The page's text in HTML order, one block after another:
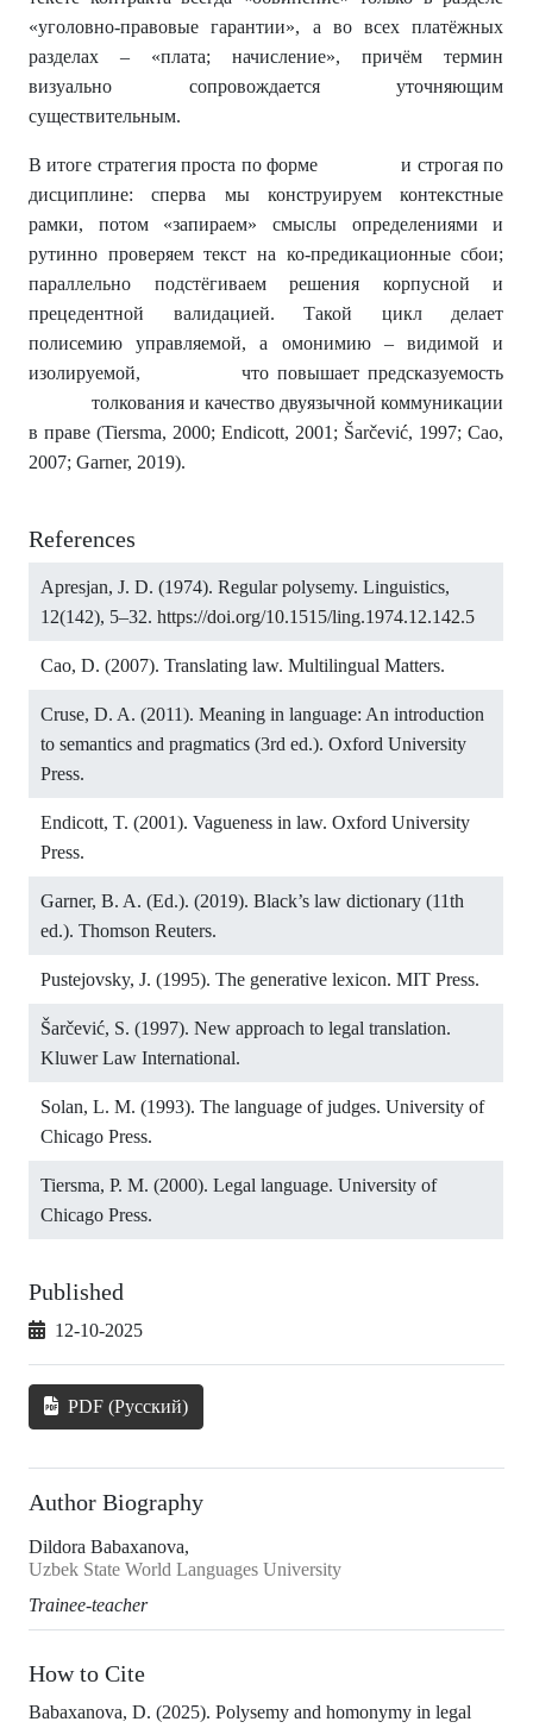
«уголовно-правовые гарантии», а во всех платёжных
разделах – «плата; начисление», причём термин
визуально сопровождается уточняющим
существительным.
В итоге стратегия проста по форме и строгая по
дисциплине: сперва мы конструируем контекстные
рамки, потом «запираем» смыслы определениями и
рутинно проверяем текст на ко-предикационные сбои;
параллельно подстёгиваем решения корпусной и
прецедентной валидацией. Такой цикл делает
полисемию управляемой, а омонимию – видимой и
изолируемой, что повышает предсказуемость
толкования и качество двуязычной коммуникации
в праве (Tiersma, 2000; Endicott, 2001; Šarčević, 1997; Cao,
2007; Garner, 2019).
References
Apresjan, J. D. (1974). Regular polysemy. Linguistics,
12(142), 5–32. https://doi.org/10.1515/ling.1974.12.142.5
Cao, D. (2007). Translating law. Multilingual Matters.
Cruse, D. A. (2011). Meaning in language: An introduction
to semantics and pragmatics (3rd ed.). Oxford University
Press.
Endicott, T. (2001). Vagueness in law. Oxford University
Press.
Garner, B. A. (Ed.). (2019). Black’s law dictionary (11th
ed.). Thomson Reuters.
Pustejovsky, J. (1995). The generative lexicon. MIT Press.
Šarčević, S. (1997). New approach to legal translation.
Kluwer Law International.
Solan, L. M. (1993). The language of judges. University of
Chicago Press.
Tiersma, P. M. (2000). Legal language. University of
Chicago Press.
Published
12-10-2025
PDF (Русский)
Author Biography
Dildora Babaxanova,
Uzbek State World Languages University
Trainee-teacher
How to Cite
Babaxanova, D. (2025). Polysemy and homonymy in legal